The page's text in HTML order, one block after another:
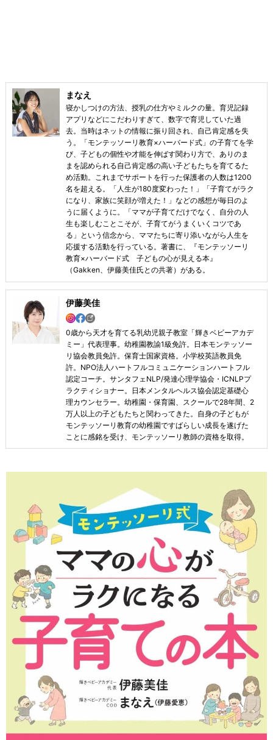
まなえ
寝かしつけの方法、授乳の仕方やミルクの量。育児記録
アプリなどにこだわりすぎて、数字で育児していた過
去。当時はネットの情報に振り回され、自己肯定感を失
う。「モンテッソーリ教育×ハーバード式」の子育てを学
び、子どもの個性や才能を伸ばす関わり方で、ありのま
まを認められる自己肯定感の高い子どもたちを育てるた
め活動。これまでサポートを行った保護者の人数は1200
名を超える。「人生が180度変わった！」「子育てがラク
になり、家族に笑顔が増えた！」などの感想が毎日のよ
うに届くように。「ママが子育てだけでなく、自分の人
生も楽しむことこそが、子育てがうまくいくコツであ
る」という信念から、ママたちに寄り添いながら人生を
応援する活動を行っている。著書に、『モンテッソーリ
教育×ハーバード式 子どもの心が見える本』
（Gakken、伊藤美佳氏との共著）がある。
伊藤美佳
0歳から天才を育てる乳幼児親子教室「輝きベビーアカデ
ミー」代表理事。幼稚園教諭1級免許。日本モンテッソー
リ協会教員免許。保育士国家資格。小学校英語教員免
許。NPO法人ハートフルコミュニケーションハートフル
認定コーチ。サンタフェNLP/発達心理学協会・ICNLPプ
ラクティショナー。日本メンタルヘルス協会認定基礎心
理カウンセラー。幼稚園・保育園、スクールで28年間、2
万人以上の子どもたちと関わってきた。自身の子どもが
モンテッソーリ教育の幼稚園ですばらしい成長を遂げた
ことに感銘を受け、モンテッソーリ教師の資格を取得。